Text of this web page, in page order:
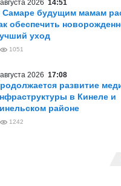
2026 14:51
Самаре будущим мамам
обеспечить
уход
1051
2026 17:08
развитие
в Кинеле и
районе
1242